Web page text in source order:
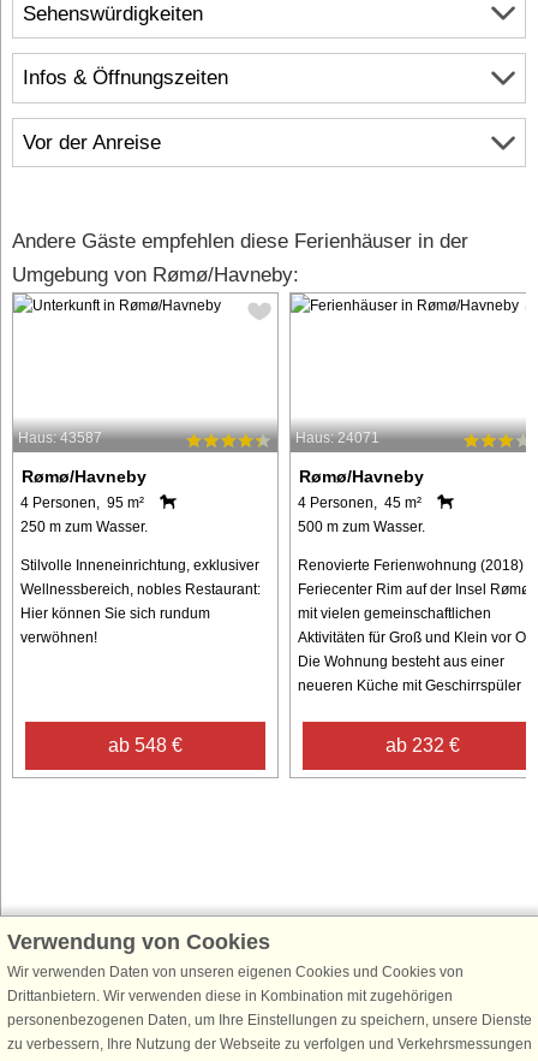
Infos & Öffnungszeiten
Vor der Anreise
Sehenswürdigkeiten
Andere Gäste empfehlen diese Ferienhäuser in der
Umgebung von Rømø/Havneby:
Haus: 43587
Rømø/Havneby
4 Personen, 95 m²
250 m zum Wasser.
Stilvolle Inneneinrichtung, exklusiver
Wellnessbereich, nobles Restaurant:
Hier können Sie sich rundum
verwöhnen!
ab 548 €
Haus: 24071
Rømø/Havneby
4 Personen, 45 m²
500 m zum Wasser.
Renovierte Ferienwohnung (2018)
Feriecenter Rim auf der Insel Rømø
mit vielen gemeinschaftlichen
Aktivitäten für Groß und Klein vor Ort.
Die Wohnung besteht aus einer
neueren Küche mit Geschirrspüler ...
ab 232 €
Schließen Sie sich 100.000 Ferienhaus-Fans an
Erhalten Sie einenWillkommensgutschein von 25 € für Ihren nächsten
Ferienhausurlaub - melden Sie sich einfach für den DanCenter Newsletter
an. Verpassen Sie nie wieder exklusive Angebote, Gewinnspiele und
Verwendung von Cookies
Wir verwenden Daten von unseren eigenen Cookies und Cookies von
Drittanbietern. Wir verwenden diese in Kombination mit zugehörigen
personenbezogenen Daten, um Ihre Einstellungen zu speichern, unsere Dienste
zu verbessern, Ihre Nutzung der Webseite zu verfolgen und Verkehrsmessungen